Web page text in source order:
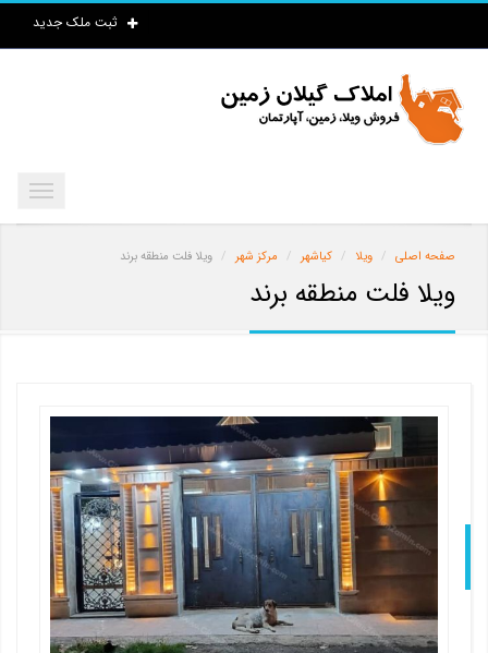
ثبت ملک جدید
صفحه اصلی ویلا کیاشهر مرکز شهر ویلا فلت منطقه برند
ویلا فلت منطقه برند